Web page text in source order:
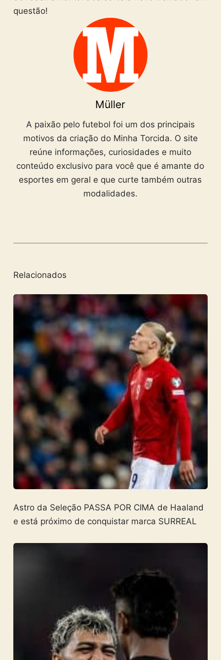
questão!
Müller
A paixão pelo futebol foi um dos principais
motivos da criação do Minha Torcida. O site
reúne informações, curiosidades e muito
conteúdo exclusivo para você que é amante do
esportes em geral e que curte também outras
modalidades.
Relacionados
Astro da Seleção PASSA POR CIMA de Haaland
e está próximo de conquistar marca SURREAL